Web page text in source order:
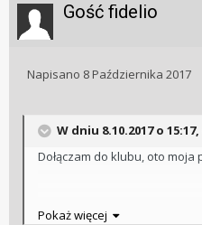
Gość fidelio
Napisano 8 Października 2017
W dniu 8.10.2017 o
Dołączam do klubu, oto moja
Pokaż więcej